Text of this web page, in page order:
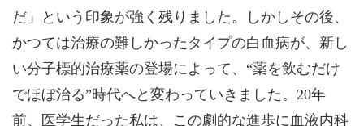
だ」という印象が強く残りました。しかしその後、
かつては治療の難しかったタイプの白血病が、新し
い分子標的治療薬の登場によって、“薬を飲むだけ
でほぼ治る”時代へと変わっていきました。20年
前、医学生だった私は、この劇的な進歩に血液内科